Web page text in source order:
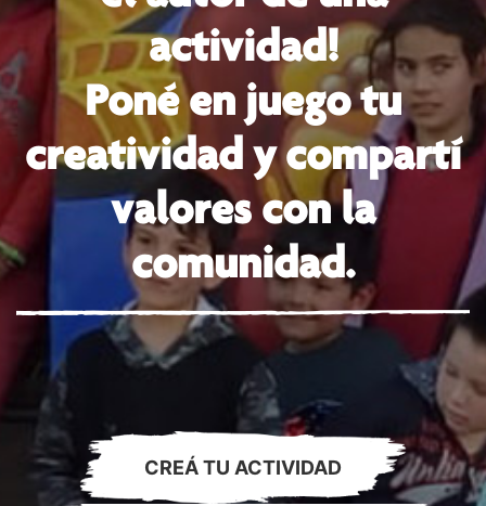
actividad!
Poné en juego tu
creatividad y compartí
valores con la
comunidad.
CREÁ TU ACTIVIDAD